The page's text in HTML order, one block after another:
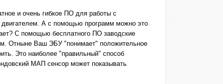
и очень гибкое ПО для работы с
А с помощью программ можно это
С помощью бесплатного ПО заводские
Отныне Ваш ЭБУ "понимает" положительное
Это наиболее "правильный" способ
МАП сенсор может показывать